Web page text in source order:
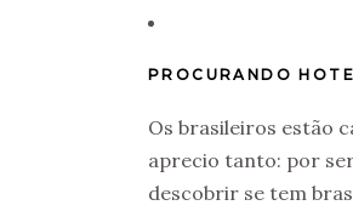
PROCURANDO
Os brasileiros estão
aprecio tanto: por
descobrir se tem